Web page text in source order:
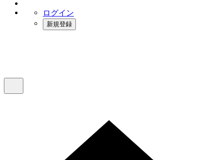
ログイン
新規登録